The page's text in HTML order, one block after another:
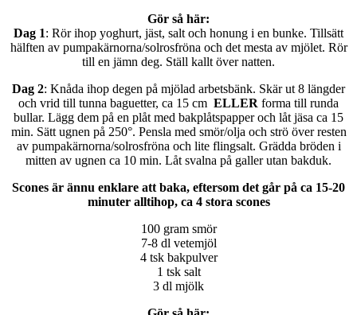
Gör så här:
Dag 1: Rör ihop yoghurt, jäst, salt och honung i en bunke. Tillsätt
hälften av pumpakärnorna/solrosfröna och det mesta av mjölet. Rör
till en jämn deg. Ställ kallt över natten.
Dag 2: Knåda ihop degen på mjölad arbetsbänk. Skär ut 8 längder
och vrid till tunna baguetter, ca 15 cm ELLER forma till runda
bullar. Lägg dem på en plåt med bakplåtspapper och låt jäsa ca 15
min. Sätt ugnen på 250°. Pensla med smör/olja och strö över resten
av pumpakärnorna/solrosfröna och lite flingsalt. Grädda bröden i
mitten av ugnen ca 10 min. Låt svalna på galler utan bakduk.
Scones är ännu enklare att baka, eftersom det går på ca 15-20
minuter alltihop, ca 4 stora scones
100 gram smör
7-8 dl vetemjöl
4 tsk bakpulver
1 tsk salt
3 dl mjölk